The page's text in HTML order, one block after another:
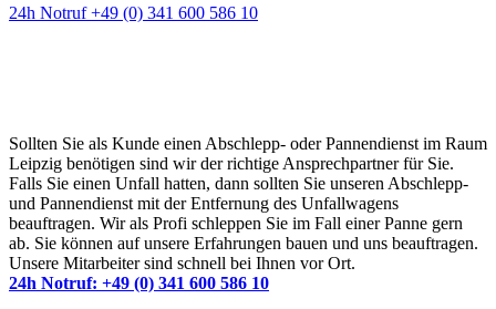
24h Notruf +49 (0) 341 600 586 10
Sollten Sie als Kunde einen Abschlepp- oder Pannendienst im Raum
Leipzig benötigen sind wir der richtige Ansprechpartner für Sie.
Falls Sie einen Unfall hatten, dann sollten Sie unseren Abschlepp-
und Pannendienst mit der Entfernung des Unfallwagens
beauftragen. Wir als Profi schleppen Sie im Fall einer Panne gern
ab. Sie können auf unsere Erfahrungen bauen und uns beauftragen.
Unsere Mitarbeiter sind schnell bei Ihnen vor Ort.
24h Notruf: +49 (0) 341 600 586 10